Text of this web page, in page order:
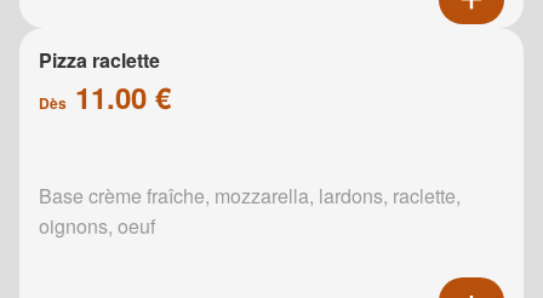
Pizza raclette
Dès 11.00 €
Base crème fraîche, mozzarella, lardons, raclette,
oignons, oeuf